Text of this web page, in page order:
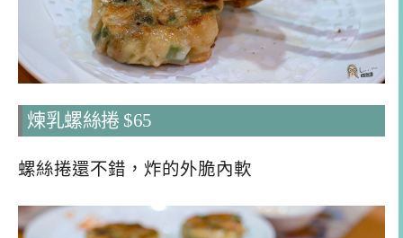
煉乳螺絲捲 $65
螺絲捲還不錯，炸的外脆內軟